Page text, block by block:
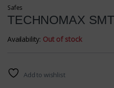
Safes
TECHNOMAX
Availability: Out of stock
Add to wishlist